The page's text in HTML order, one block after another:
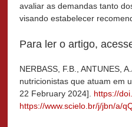
avaliar as demandas tanto
visando estabelecer
Para ler o artigo,
NERBASS, F.B., ANTUNES,
nutricionistas que atuam em
22 February 2024]. https://
https://www.scielo.br/j/jbn/a/